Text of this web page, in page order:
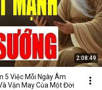
2:08:49
5 Việc Mỗi Ngày Âm
Vận May Của Một Đời